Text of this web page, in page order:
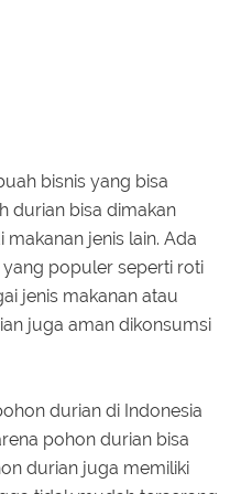
bisnis yang bisa
durian bisa dimakan
jenis lain. Ada
populer seperti roti
jenis makanan atau
juga aman dikonsumsi
durian di Indonesia
pohon durian bisa
durian juga memiliki